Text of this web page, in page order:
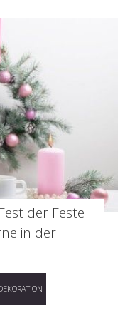
der Feste
in der